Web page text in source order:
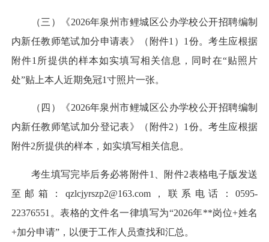
（三）《2026年泉州市鲤城区公办学校公开招聘编制
内新任教师笔试加分申请表》（附件1）1份。考生应根据
附件1所提供的样本如实填写相关信息，同时在“贴照片
处”贴上本人近期免冠1寸照片一张。
（四）《2026年泉州市鲤城区公办学校公开招聘编制
内新任教师笔试加分登记表》（附件2）1份。考生应根据
附件2所提供的样本，如实填写相关信息。
考生填写完毕后务必将附件1、附件2表格电子版发送
至邮箱：qzlcjyrszp2@163.com，联系电话：0595-
22376551。表格的文件名一律填写为“2026年**岗位+姓名
+加分申请”，以便于工作人员查找和汇总。